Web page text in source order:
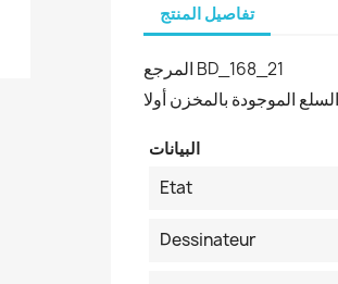
تفاصيل المنتج
المرجع BD_168_21
السلع الموجودة بالمخزن أولا
البيانات
Etat
Dessinateur